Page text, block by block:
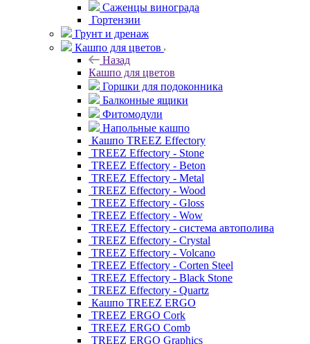
Саженцы винограда
Гортензии
Грунт и дренаж
Кашпо для цветов
Назад
Кашпо для цветов
Горшки для подоконника
Балконные ящики
Фитомодули
Напольные кашпо
Кашпо TREEZ Effectory
TREEZ Effectory - Stone
TREEZ Effectory - Beton
TREEZ Effectory - Metal
TREEZ Effectory - Wood
TREEZ Effectory - Gloss
TREEZ Effectory - Wow
TREEZ Effectory - система автополива
TREEZ Effectory - Crystal
TREEZ Effectory - Volcano
TREEZ Effectory - Corten Steel
TREEZ Effectory - Black Stone
TREEZ Effectory - Quartz
Кашпо TREEZ ERGO
TREEZ ERGO Cork
TREEZ ERGO Comb
TREEZ ERGO Graphics